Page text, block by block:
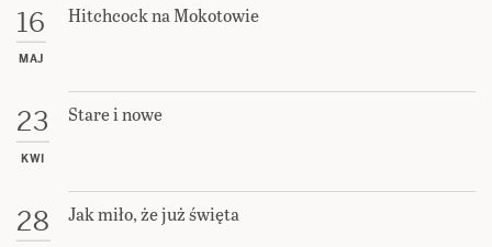
16
MAJ
Hitchcock na Mokotowie
23
KWI
Stare i nowe
28 Jak miło, że już święta